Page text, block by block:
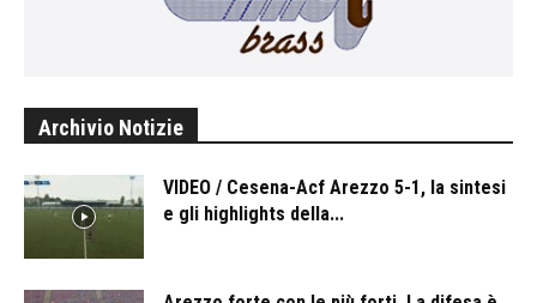
Archivio Notizie
VIDEO / Cesena-Acf Arezzo 5-1, la sintesi
e gli highlights della...